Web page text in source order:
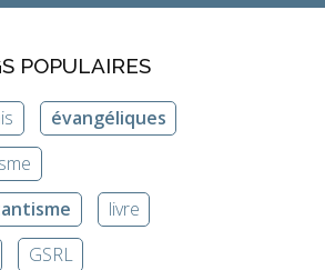
POPULAIRES
évangéliques
livre
GSRL